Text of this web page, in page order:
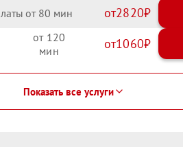
80 2820
120 1060
Показать все услуги